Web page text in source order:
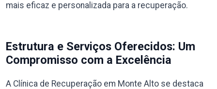
mais eficaz e personalizada para a recuperação.
Estrutura e Serviços Oferecidos: Um
Compromisso com a Excelência
A Clínica de Recuperação em Monte Alto se destaca